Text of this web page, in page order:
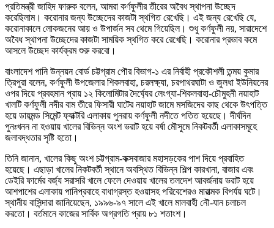
প্রতিমন্ত্রী জাহিদ ফারুক বলেন, আমরা কর্ণফুলীর তীরের অবৈধ স্থাপনা উচ্ছেদ
করেছিলাম। করোনার জন্য উচ্ছেদের কাজটা স্থগিত রেখেছি। এই জন্য রেখেছি যে,
করোনাকালে লোকজনের আয় ও উপার্জন সব থেমে গিয়েছিল। শুধু কর্ণফুলী নয়, সারাদেশে
অবৈধ স্থাপনা উচ্ছেদের কাজটা সাময়িক স্থগিত করে রেখেছি। করোনার প্রভাব কমে
আসলে উচ্ছেদ কার্যক্রম শুরু করবো।
বাংলাদেশ পানি উন্নয়ন বোর্ড চট্টগ্রাম পৌর বিভাগ-১ এর নির্বাহী প্রকৌশলী তন্ময় কুমার
ত্রিপুরা বলেন, কর্ণফুলী উপজেলার শিকলবাহা, চরলক্ষ্যা, চরপাথরঘাটা ও জুলধা ইউনিয়নের
ওপর দিয়ে প্রবহমান প্রায় ১২ কিলোমিটার দৈর্ঘ্যের লেংগ্যা-শিকলবাহা-চৌমুহনী নয়াহাট
খালটি কর্ণফুলী নদীর বাম তীরে ফিসারী ঘাটের নয়াহাট জামে মসজিদের কাছ থেকে উৎপত্তি
হয়ে ডায়মন্ড সিমেন্ট ফ্যাক্টরি এলাকায় পুনরায় কর্ণফুলী নদীতে পতিত হয়েছে। দীর্ঘদিন
পুনঃখনন না হওয়ায় খালের বিভিন্ন অংশ ভরাট হয়ে বর্ষা মৌসুমে নিকটবর্তী এলাকাসমূহে
জলাবদ্ধতার সৃষ্টি হতো।
তিনি জানান, খালের কিছু অংশ চট্টগ্রাম-কক্সবাজার মহাসড়কের পাশ দিয়ে প্রবাহিত
হয়েছে। এছাড়া খালের নিকটবর্তী স্থানে অবস্থিত বিভিন্ন শিল্প কারখানা, বাজার এবং
ডেইরি ফার্মের বর্জ্য সরাসরি খালে ফেলে দেওয়ায় খালের তলদেশ আবর্জনায় ভরাট হয়ে
আশপাশের এলাকায় পানিপ্রবাহে বাধাগ্রস্ত হওয়াসহ পরিবেশেরও মারাত্মক বিপর্যয় ঘটে।
স্থানীয় বাসিন্দারা জানিয়েছেন, ১৯৯৬-৯৭ সালে এই খালে মালবাহী নৌ-যান চলাচল
করতো। বর্তমানে কাজের সার্বিক অগ্রগতি প্রায় ৮১ শতাংশ।